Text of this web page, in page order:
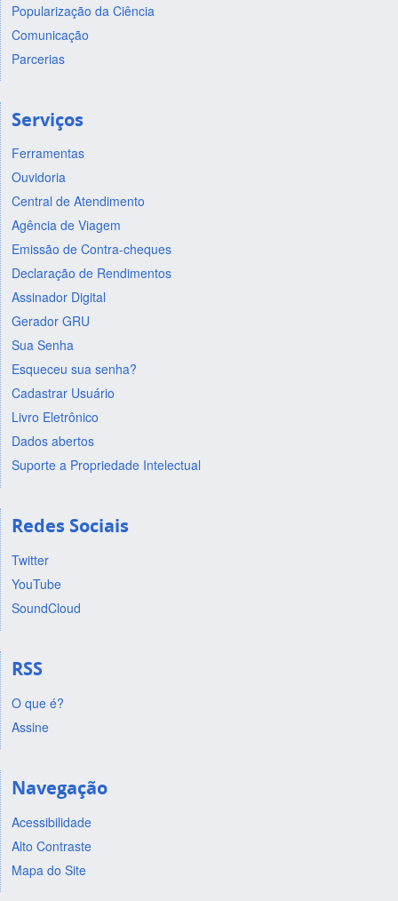
Popularização da Ciência
Comunicação
Parcerias
Serviços
Ferramentas
Ouvidoria
Central de Atendimento
Agência de Viagem
Emissão de Contra-cheques
Declaração de Rendimentos
Assinador Digital
Gerador GRU
Sua Senha
Esqueceu sua senha?
Cadastrar Usuário
Livro Eletrônico
Dados abertos
Suporte a Propriedade Intelectual
Redes Sociais
Twitter
YouTube
SoundCloud
RSS
O que é?
Assine
Navegação
Acessibilidade
Alto Contraste
Mapa do Site